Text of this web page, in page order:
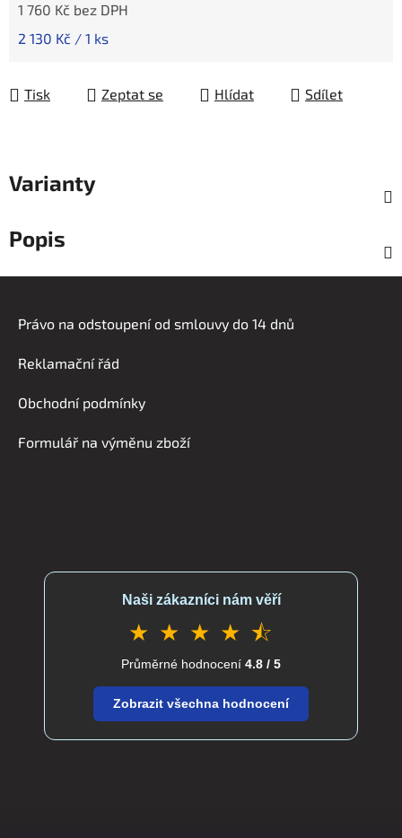
1 760 Kč bez DPH
Měrná cena:
2 130 Kč / 1 ks
Tisk Zeptat se Hlídat Sdílet
Varianty
Popis
Právo na odstoupení od smlouvy do 14 dnů
Reklamační řád
Obchodní podmínky
Formulář na výměnu zboží
Naši zákazníci nám věří
★ ★ ★ ★ ⯪
Průměrné hodnocení 4.8 / 5
Zobrazit všechna hodnocení